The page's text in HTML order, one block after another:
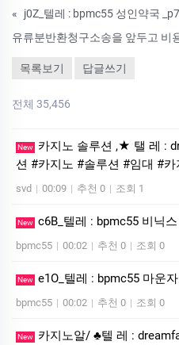
«
j0Z_텔레 : bpmc55 성인약국
유류분반환청구소송을 앞두고 비
목록보기 답글쓰기
전체 35,456
New
카지노 솔루션 ,★ 탤 레 :
션 #카지노 #솔루션 #임대 #카
svd | 00:09 | 추천 0 | 조회 1
New c6B_텔레 : bpmc55 비닉
bpmc55 | 00:02 | 추천 0 | 조회 0
New e1O_텔레 : bpmc55 마운
bpmc55 | 00:02 | 추천 0 | 조회 0
New
카지노알/ ♣텔 레 :